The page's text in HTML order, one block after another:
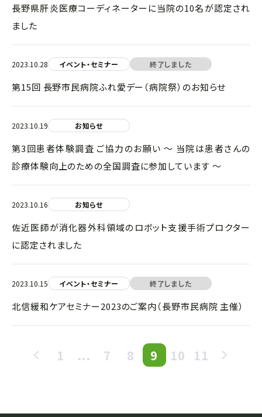
長野県肝炎医療コーディネーターに当院の10名が認定され
ました
2023.10.28 イベント・セミナー 終了しました
第15回 長野市民病院ふれ愛デー（病院祭）のお知らせ
2023.10.19 お知らせ
第3回患者体験調査 ご協力のお願い ～ 当院は患者さんの
診療体験向上のための全国調査に参加しています ～
2023.10.16 お知らせ
佐近医師が消化器外科領域のロボット支援手術プロクター
に認定されました
2023.10.15 イベント・セミナー 終了しました
北信緩和ケアセミナー2023のご案内（長野市民病院 主催）
1 ... 7 8 9 10 11